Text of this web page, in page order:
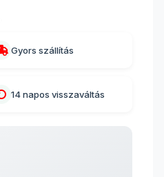
Gyors szállítás
14 napos visszaváltás